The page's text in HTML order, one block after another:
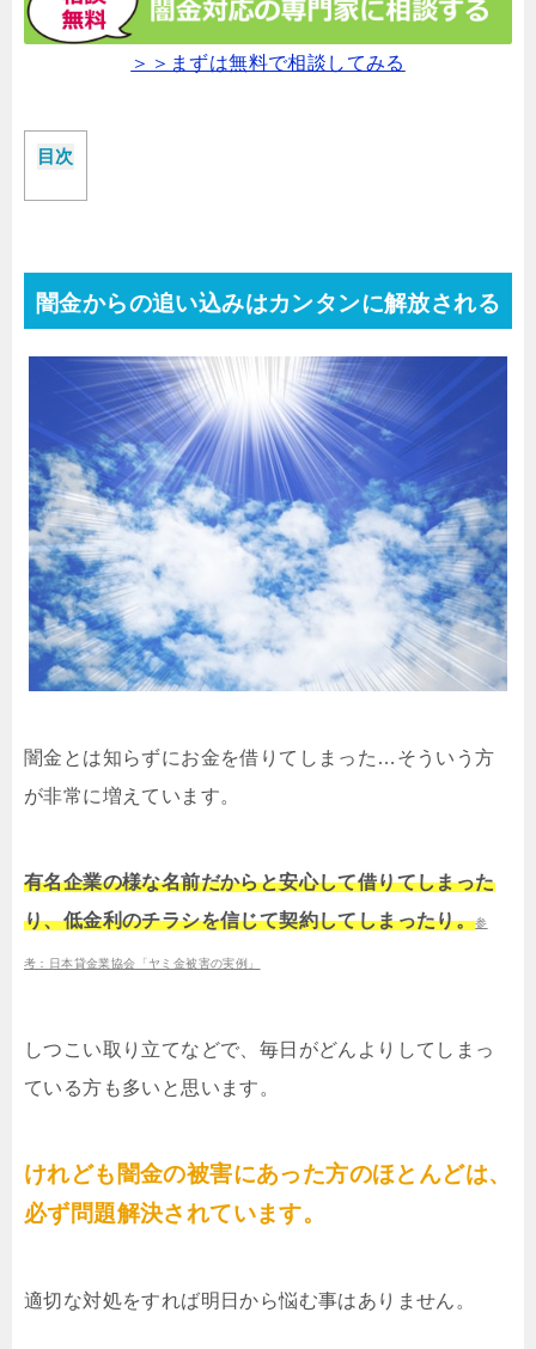
＞＞まずは無料で相談してみる
目次
闇金からの追い込みはカンタンに解放される
闇金とは知らずにお金を借りてしまった…そういう方
が非常に増えています。
有名企業の様な名前だからと安心して借りてしまった
り、低金利のチラシを信じて契約してしまったり。参
考：日本貸金業協会「ヤミ金被害の実例」
しつこい取り立てなどで、毎日がどんよりしてしまっ
ている方も多いと思います。
けれども闇金の被害にあった方のほとんどは、
必ず問題解決されています。
適切な対処をすれば明日から悩む事はありません。